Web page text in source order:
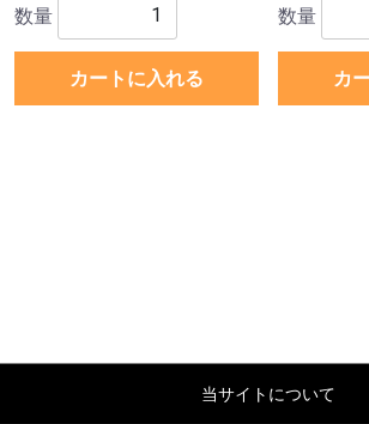
数量
カートに入れる
数量
カ
当サイトについて